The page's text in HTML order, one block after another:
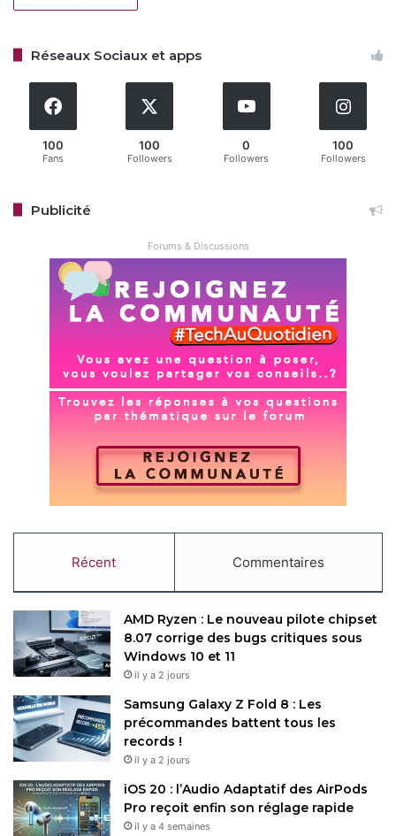
Réseaux Sociaux et apps
100
Fans
100
Followers
0
Followers
100
Followers
Publicité
Forums & Discussions
Récent Commentaires
AMD Ryzen : Le nouveau pilote chipset
8.07 corrige des bugs critiques sous
Windows 10 et 11
il y a 2 jours
Samsung Galaxy Z Fold 8 : Les
précommandes battent tous les
records !
il y a 2 jours
iOS 20 : l’Audio Adaptatif des AirPods
Pro reçoit enfin son réglage rapide
il y a 4 semaines